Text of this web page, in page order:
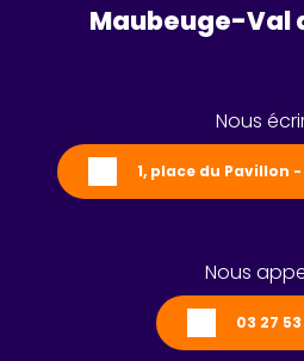
Maubeuge-Val
Nous
1, place du Pavillon
Nous
03 27